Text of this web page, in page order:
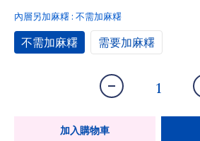
內層另加麻糬: 不需加麻糬
不需加麻糬 需要加麻糬
加入購物車